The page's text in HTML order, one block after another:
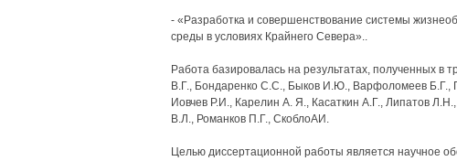
- «Разработка и совершенствование системы
среды в условиях Крайнего Севера»..
Работа базировалась на результатах, полученных в
В.Г., Бондаренко С.С., Быков И.Ю., Варфоломеев Б.Г.,
Иовчев Р.И., Карелин А. Я., Касаткин А.Г., Липатов
В.Л., Романков П.Г., СкоблоАИ.
Целью диссертационной работы является научное